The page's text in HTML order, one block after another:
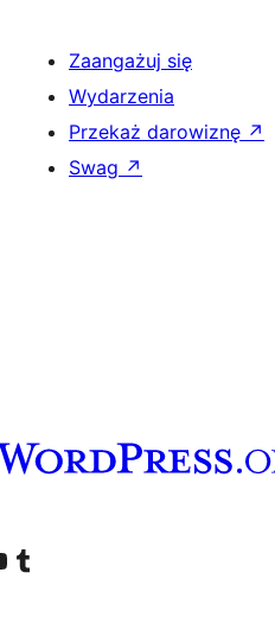
Zaangażuj się
Wydarzenia
Przekaż darowiznę ↗
Swag ↗
TikToka
nasz kanał YouTube
Odwiedź naszego Tumblra